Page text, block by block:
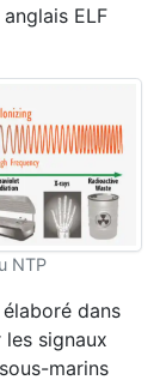
ELF
NTP
dans
signaux
marins